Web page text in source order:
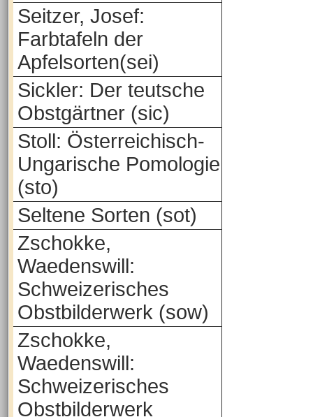
Seitzer, Josef:
Farbtafeln der
Apfelsorten(sei)
Sickler: Der teutsche
Obstgärtner (sic)
Stoll: Österreichisch-
Ungarische Pomologie
(sto)
Seltene Sorten (sot)
Zschokke,
Waedenswill:
Schweizerisches
Obstbilderwerk (sow)
Zschokke,
Waedenswill:
Schweizerisches
Obstbilderwerk